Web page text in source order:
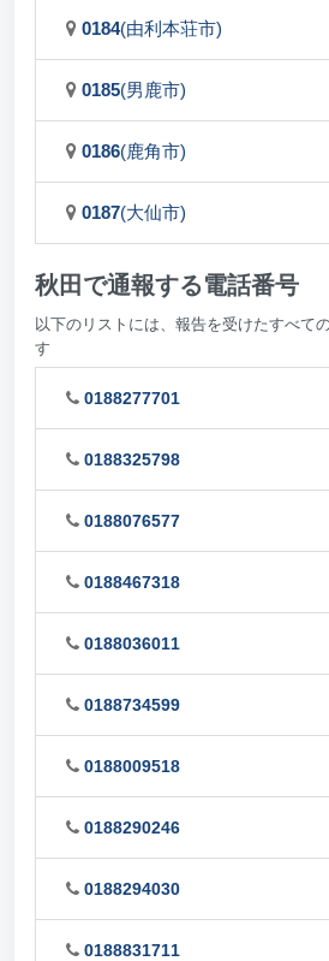
0184(由利本荘市)
0185(男鹿市)
0186(鹿角市)
0187(大仙市)
秋田で通報する電話番号
以下のリストには、報告を受けたすべて
す
0188277701
0188325798
0188076577
0188467318
0188036011
0188734599
0188009518
0188290246
0188294030
0188831711